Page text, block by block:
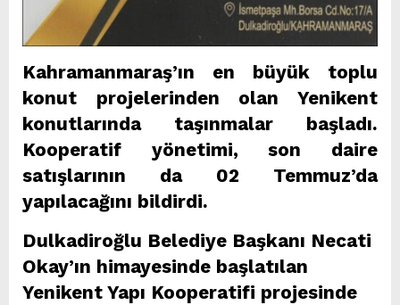
Kahramanmaraş’ın en büyük toplu
konut projelerinden olan Yenikent
konutlarında taşınmalar başladı.
Kooperatif yönetimi, son daire
satışlarının da 02 Temmuz’da
yapılacağını bildirdi.
Dulkadiroğlu Belediye Başkanı Necati
Okay’ın himayesinde başlatılan
Yenikent Yapı Kooperatifi projesinde